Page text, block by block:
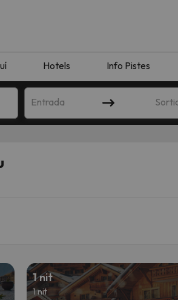
Hotels Info Pistes
Entrada
1 nit
1 nit